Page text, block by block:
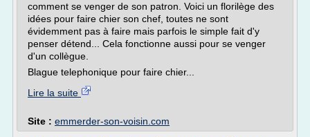
comment se venger de son patron. Voici un florilège des
idées pour faire chier son chef, toutes ne sont
évidemment pas à faire mais parfois le simple fait d'y
penser détend... Cela fonctionne aussi pour se venger
d'un collègue.
Blague telephonique pour faire chier...
Lire la suite
Site : emmerder-son-voisin.com